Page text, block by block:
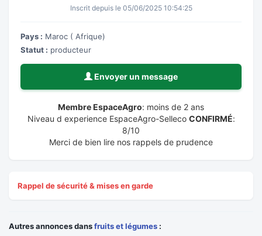
Inscrit depuis le 05/06/2025 10:54:25
Pays : Maroc ( Afrique)
Statut : producteur
Envoyer un message
Membre EspaceAgro: moins de 2 ans
Niveau d experience EspaceAgro-Selleco CONFIRMÉ:
8/10
Merci de bien lire nos rappels de prudence
Rappel de sécurité & mises en garde
Autres annonces dansfruits et légumes :